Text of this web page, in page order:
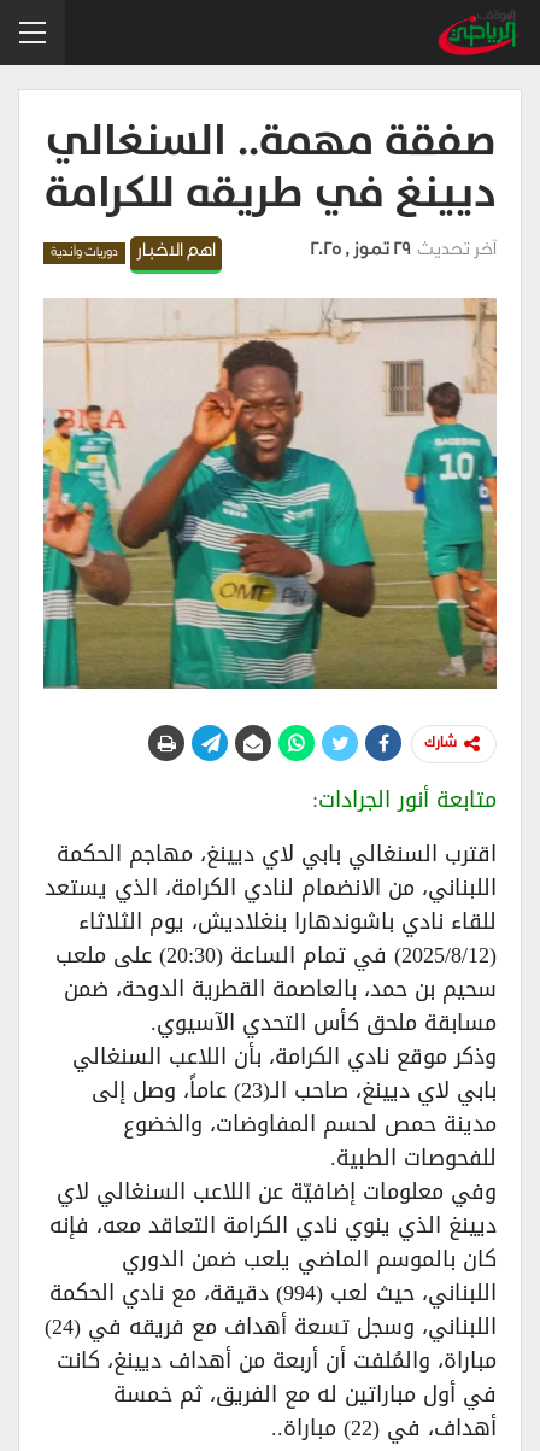
صفقة مهمة.. السنغالي
ديينغ في طريقه للكرامة
اهم الاخبار دوريات وأندية آخر تحديث29 تموز , 2025
شارك
متابعة أنور الجرادات:
اقترب السنغالي بابي لاي ديينغ، مهاجم الحكمة
اللبناني، من الانضمام لنادي الكرامة، الذي يستعد
للقاء نادي باشوندهارا بنغلاديش، يوم الثلاثاء
(2025/8/12) في تمام الساعة (20:30) على ملعب
سحيم بن حمد، بالعاصمة القطرية الدوحة، ضمن
مسابقة ملحق كأس التحدي الآسيوي.
وذكر موقع نادي الكرامة، بأن اللاعب السنغالي
بابي لاي ديينغ، صاحب الـ(23) عاماً، وصل إلى
مدينة حمص لحسم المفاوضات، والخضوع
للفحوصات الطبية.
وفي معلومات إضافيّة عن اللاعب السنغالي لاي
ديينغ الذي ينوي نادي الكرامة التعاقد معه، فإنه
كان بالموسم الماضي يلعب ضمن الدوري
اللبناني، حيث لعب (994) دقيقة، مع نادي الحكمة
اللبناني، وسجل تسعة أهداف مع فريقه في (24)
مباراة، والمُلفت أن أربعة من أهداف ديينغ، كانت
في أول مباراتين له مع الفريق، ثم خمسة
أهداف، في (22) مباراة..